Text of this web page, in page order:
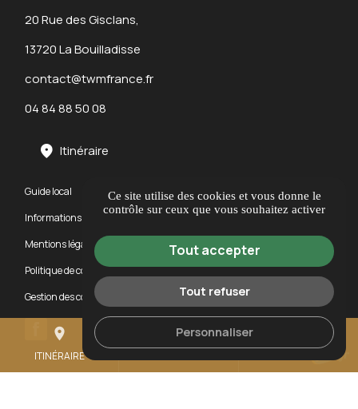
place
ITINÉRAIRE
mail
20 Rue des Gisclans,
13720 La Bouilladisse
contact@twmfrance.fr
04 84 88 50 08
Itinéraire
Guide local
Informations complémentaires
Mentions légales
Politique de confidentialité
Gestion des cookies
Ce site utilise des cookies et vous donne le
contrôle sur ceux que vous souhaitez activer
Tout accepter
Tout refuser
Personnaliser